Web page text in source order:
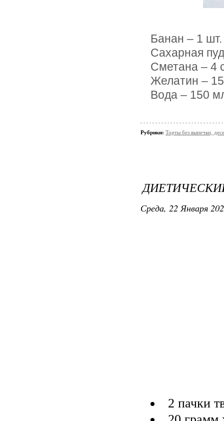
Банан – 1 шт.
Сахарная
Сметана – 4
Желатин – 15
Вода – 150
Рубрики: Торты без выпечки,
Среда, 22 Января
2 пачки